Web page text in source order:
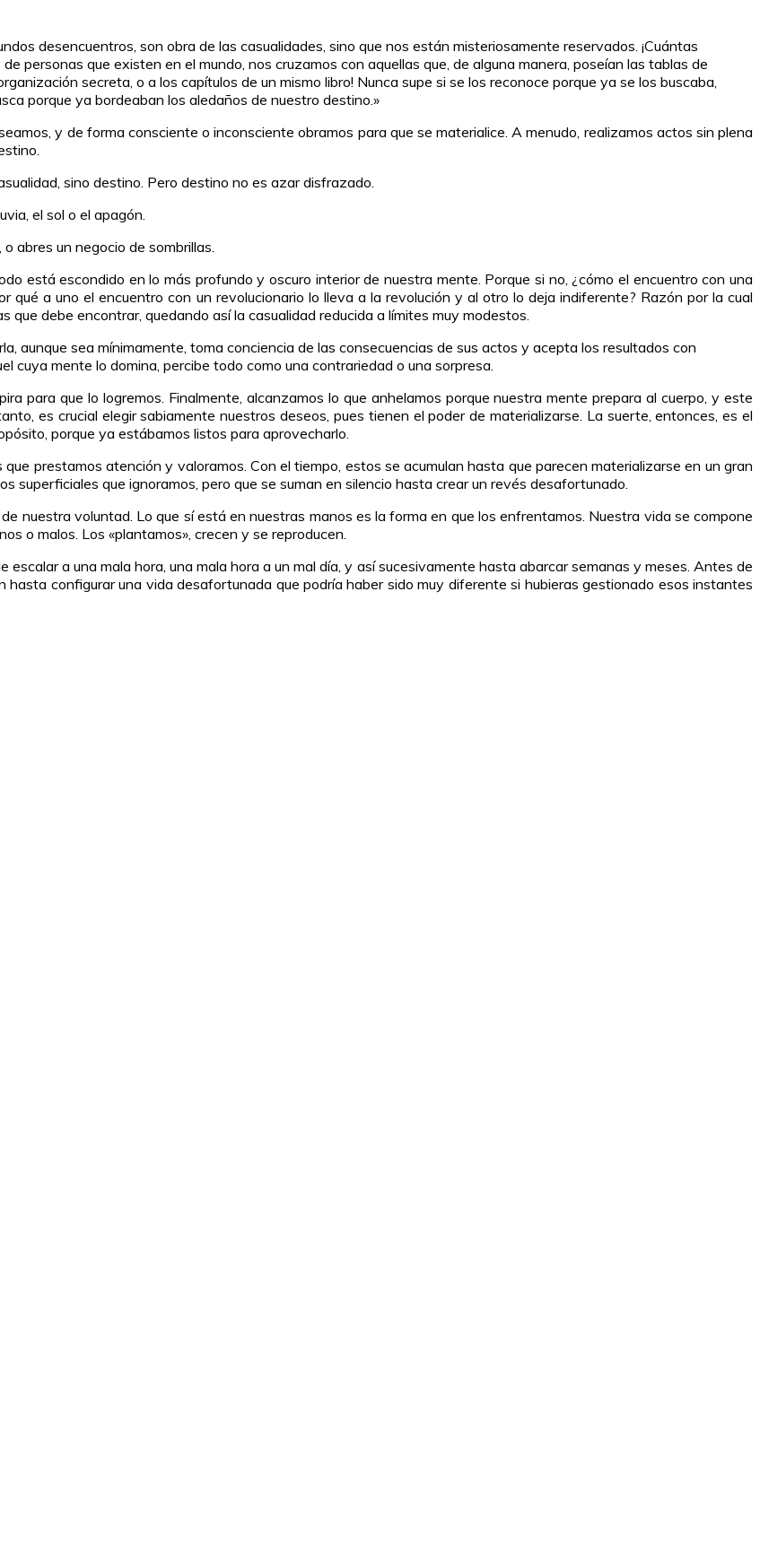
desencuentros, son obra de las casualidades, sino que nos están misteriosamente reservados. ¡Cuántas
personas que existen en el mundo, nos cruzamos con aquellas que, de alguna manera, poseían las tablas de
secreta, o a los capítulos de un mismo libro! Nunca supe si se los reconoce porque ya se los buscaba,
porque ya bordeaban los aledaños de nuestro destino.»
y de forma consciente o inconsciente obramos para que se materialice. A menudo, realizamos actos sin plena
sino destino. Pero destino no es azar disfrazado.
el sol o el apagón.
abres un negocio de sombrillas.
está escondido en lo más profundo y oscuro interior de nuestra mente. Porque si no, ¿cómo el encuentro con una
qué a uno el encuentro con un revolucionario lo lleva a la revolución y al otro lo deja indiferente? Razón por la cual
debe encontrar, quedando así la casualidad reducida a límites muy modestos.
aunque sea mínimamente, toma conciencia de las consecuencias de sus actos y acepta los resultados con
cuya mente lo domina, percibe todo como una contrariedad o una sorpresa.
para que lo logremos. Finalmente, alcanzamos lo que anhelamos porque nuestra mente prepara al cuerpo, y este
es crucial elegir sabiamente nuestros deseos, pues tienen el poder de materializarse. La suerte, entonces, es el
porque ya estábamos listos para aprovecharlo.
prestamos atención y valoramos. Con el tiempo, estos se acumulan hasta que parecen materializarse en un gran
superficiales que ignoramos, pero que se suman en silencio hasta crear un revés desafortunado.
nuestra voluntad. Lo que sí está en nuestras manos es la forma en que los enfrentamos. Nuestra vida se compone
o malos. Los «plantamos», crecen y se reproducen.
a una mala hora, una mala hora a un mal día, y así sucesivamente hasta abarcar semanas y meses. Antes de
configurar una vida desafortunada que podría haber sido muy diferente si hubieras gestionado esos instantes